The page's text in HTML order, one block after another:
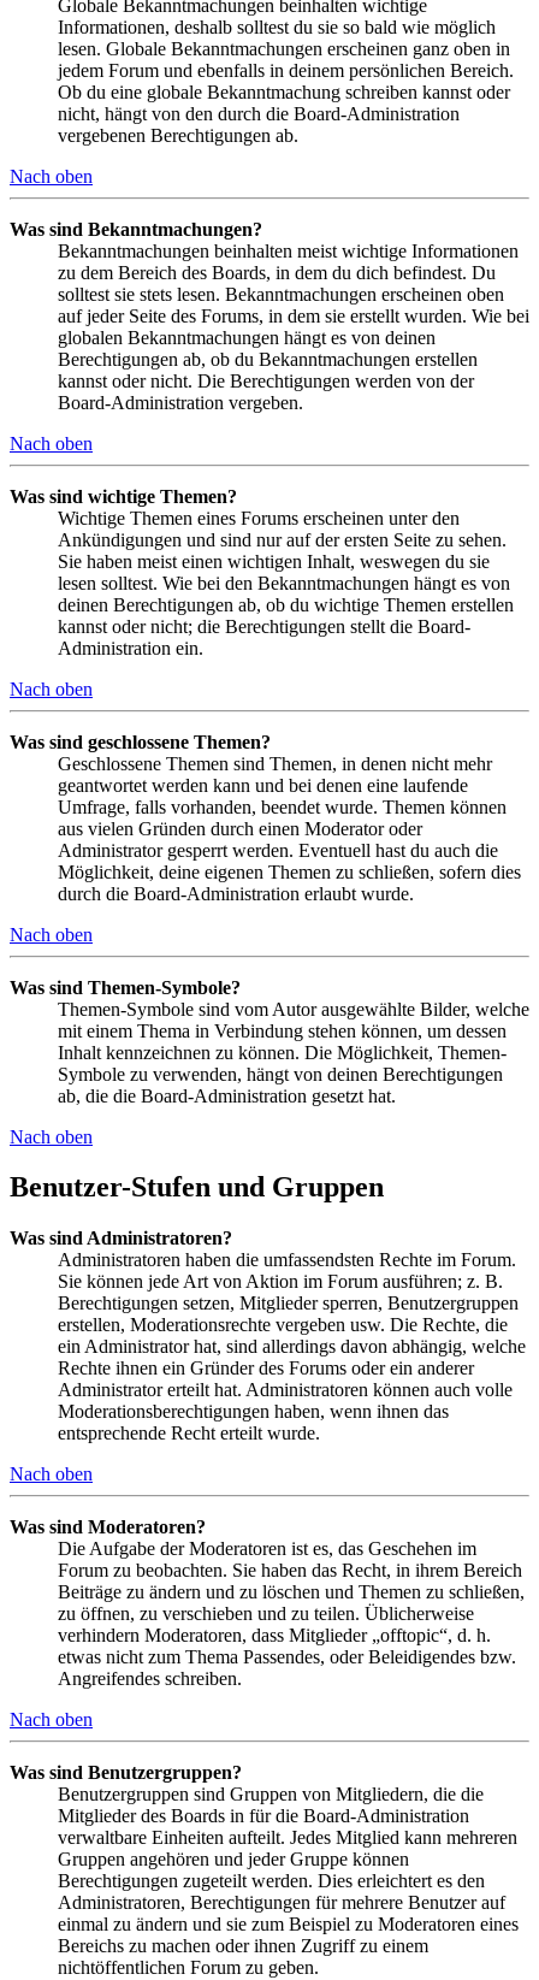
Globale Bekanntmachungen beinhalten wichtige
Informationen, deshalb solltest du sie so bald wie möglich
lesen. Globale Bekanntmachungen erscheinen ganz oben in
jedem Forum und ebenfalls in deinem persönlichen Bereich.
Ob du eine globale Bekanntmachung schreiben kannst oder
nicht, hängt von den durch die Board-Administration
vergebenen Berechtigungen ab.
Nach oben
Was sind Bekanntmachungen?
Bekanntmachungen beinhalten meist wichtige Informationen
zu dem Bereich des Boards, in dem du dich befindest. Du
solltest sie stets lesen. Bekanntmachungen erscheinen oben
auf jeder Seite des Forums, in dem sie erstellt wurden. Wie bei
globalen Bekanntmachungen hängt es von deinen
Berechtigungen ab, ob du Bekanntmachungen erstellen
kannst oder nicht. Die Berechtigungen werden von der
Board-Administration vergeben.
Nach oben
Was sind wichtige Themen?
Wichtige Themen eines Forums erscheinen unter den
Ankündigungen und sind nur auf der ersten Seite zu sehen.
Sie haben meist einen wichtigen Inhalt, weswegen du sie
lesen solltest. Wie bei den Bekanntmachungen hängt es von
deinen Berechtigungen ab, ob du wichtige Themen erstellen
kannst oder nicht; die Berechtigungen stellt die Board-
Administration ein.
Nach oben
Was sind geschlossene Themen?
Geschlossene Themen sind Themen, in denen nicht mehr
geantwortet werden kann und bei denen eine laufende
Umfrage, falls vorhanden, beendet wurde. Themen können
aus vielen Gründen durch einen Moderator oder
Administrator gesperrt werden. Eventuell hast du auch die
Möglichkeit, deine eigenen Themen zu schließen, sofern dies
durch die Board-Administration erlaubt wurde.
Nach oben
Was sind Themen-Symbole?
Themen-Symbole sind vom Autor ausgewählte Bilder, welche
mit einem Thema in Verbindung stehen können, um dessen
Inhalt kennzeichnen zu können. Die Möglichkeit, Themen-
Symbole zu verwenden, hängt von deinen Berechtigungen
ab, die die Board-Administration gesetzt hat.
Nach oben
Benutzer-Stufen und Gruppen
Was sind Administratoren?
Administratoren haben die umfassendsten Rechte im Forum.
Sie können jede Art von Aktion im Forum ausführen; z. B.
Berechtigungen setzen, Mitglieder sperren, Benutzergruppen
erstellen, Moderationsrechte vergeben usw. Die Rechte, die
ein Administrator hat, sind allerdings davon abhängig, welche
Rechte ihnen ein Gründer des Forums oder ein anderer
Administrator erteilt hat. Administratoren können auch volle
Moderationsberechtigungen haben, wenn ihnen das
entsprechende Recht erteilt wurde.
Nach oben
Was sind Moderatoren?
Die Aufgabe der Moderatoren ist es, das Geschehen im
Forum zu beobachten. Sie haben das Recht, in ihrem Bereich
Beiträge zu ändern und zu löschen und Themen zu schließen,
zu öffnen, zu verschieben und zu teilen. Üblicherweise
verhindern Moderatoren, dass Mitglieder „offtopic“, d. h.
etwas nicht zum Thema Passendes, oder Beleidigendes bzw.
Angreifendes schreiben.
Nach oben
Was sind Benutzergruppen?
Benutzergruppen sind Gruppen von Mitgliedern, die die
Mitglieder des Boards in für die Board-Administration
verwaltbare Einheiten aufteilt. Jedes Mitglied kann mehreren
Gruppen angehören und jeder Gruppe können
Berechtigungen zugeteilt werden. Dies erleichtert es den
Administratoren, Berechtigungen für mehrere Benutzer auf
einmal zu ändern und sie zum Beispiel zu Moderatoren eines
Bereichs zu machen oder ihnen Zugriff zu einem
nichtöffentlichen Forum zu geben.